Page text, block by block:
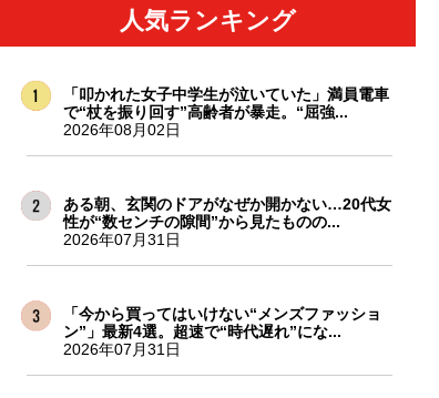
人気ランキング
「叩かれた女子中学生が泣いていた」満員電車
で“杖を振り回す”高齢者が暴走。“屈強...
2026年08月02日
ある朝、玄関のドアがなぜか開かない…20代女
性が“数センチの隙間”から見たものの...
2026年07月31日
「今から買ってはいけない“メンズファッショ
ン”」最新4選。超速で“時代遅れ”にな...
2026年07月31日